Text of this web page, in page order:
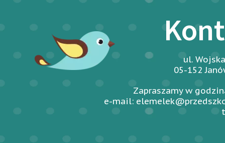
ul.
05-152
Zapraszamy w
e-mail: